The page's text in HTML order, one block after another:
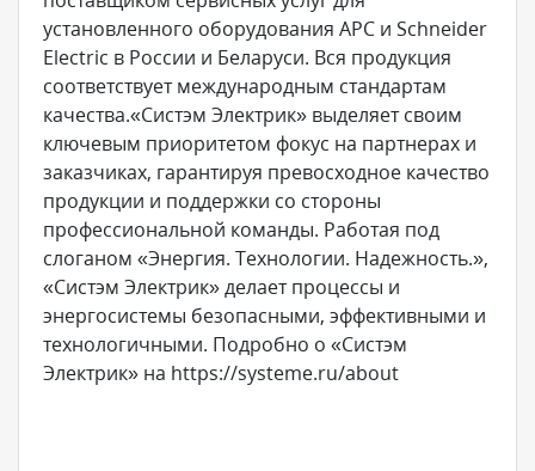
установленного оборудования APC и Schneider
Electric в России и Беларуси. Вся продукция
соответствует международным стандартам
качества.«Систэм Электрик» выделяет своим
ключевым приоритетом фокус на партнерах и
заказчиках, гарантируя превосходное качество
продукции и поддержки со стороны
профессиональной команды. Работая под
слоганом «Энергия. Технологии. Надежность.»,
«Систэм Электрик» делает процессы и
энергосистемы безопасными, эффективными и
технологичными. Подробно о «Систэм
Электрик» на https://systeme.ru/about